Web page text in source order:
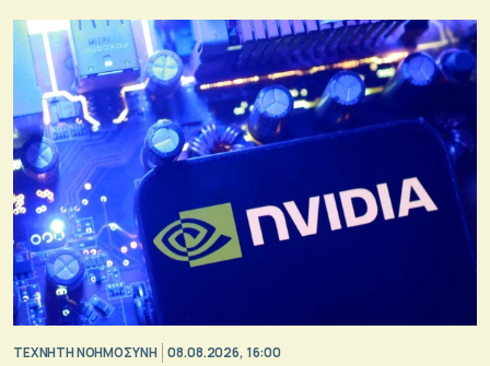
TΕΧΝΗΤΗ ΝΟΗΜΟΣΥΝΗ 08.08.2026, 16:00